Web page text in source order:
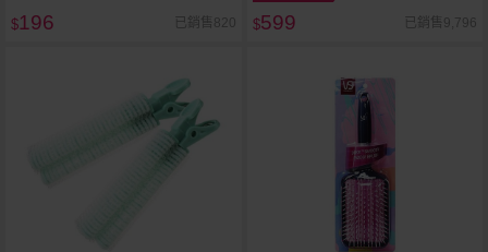
$196 已銷售820 $599 已銷售9,796